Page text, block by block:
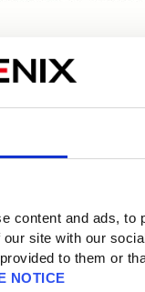
content and ads,
site with our
to them or
NOTICE